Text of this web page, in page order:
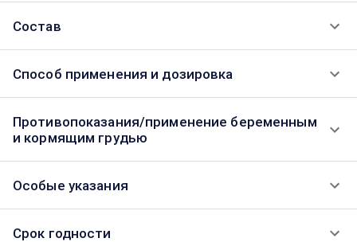
Состав
Способ применения и дозировка
Противопоказания/применение беременным
и кормящим грудью
Особые указания
Срок годности